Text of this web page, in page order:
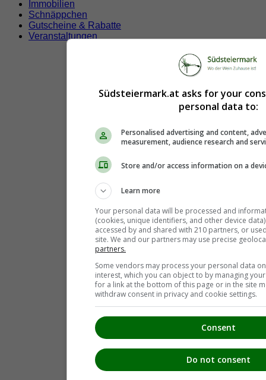
Immobilien
Schnäppchen
Gutscheine & Rabatte
Veranstaltungen
Südsteiermark.at asks for your
personal data to:
Personalised advertising and content,
measurement, audience research and
Store and/or access information on a
Learn more
Your personal data will be processed and
(cookies, unique identifiers, and other device
accessed by and shared with 210 partners, or
site. We and our partners may use precise
partners.
Some vendors may process your personal data
interest, which you can object to by managing
for a link at the bottom of this page or in the site
withdraw consent in privacy and cookie settings.
Consent
Do not consent